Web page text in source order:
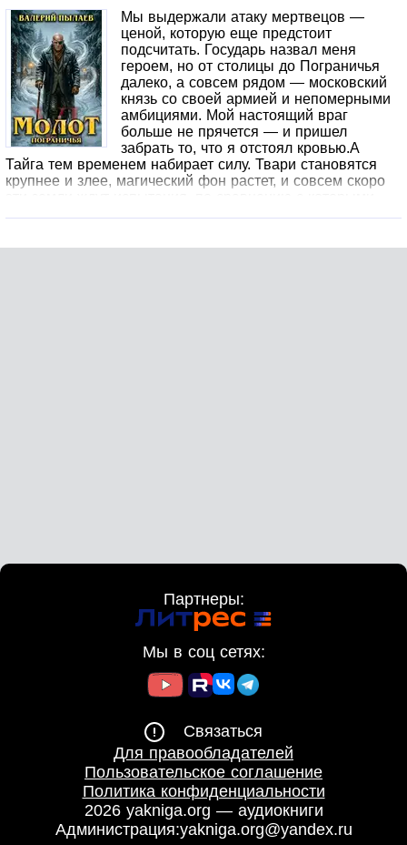
Мы выдержали атаку мертвецов —
ценой, которую еще предстоит
подсчитать. Государь назвал меня
героем, но от столицы до Пограничья
далеко, а совсем рядом — московский
князь со своей армией и непомерными
амбициями. Мой настоящий враг
больше не прячется — и пришел
забрать то, что я отстоял кровью.А
Тайга тем временем набирает силу. Твари становятся
крупнее и злее, магический фон растет, и совсем скоро
пострашнее Тайги.Я. И мой волот.
Партнеры:
Мы в соц сетях:
Связаться
Для правообладателей
Пользовательское соглашение
Политика конфиденциальности
2026 yakniga.org — аудиокниги
Администрация:yakniga.org@yandex.ru